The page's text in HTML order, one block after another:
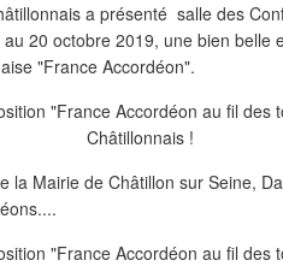
a présenté salle des
20 octobre 2019, une bien belle
"France Accordéon".
la Mairie de Châtillon sur Seine,